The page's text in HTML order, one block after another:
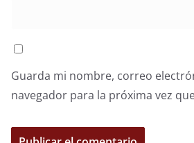
Guarda mi nombre, correo
navegador para la próxima vez